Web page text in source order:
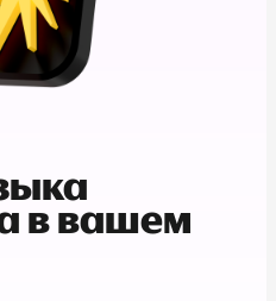
в вашем